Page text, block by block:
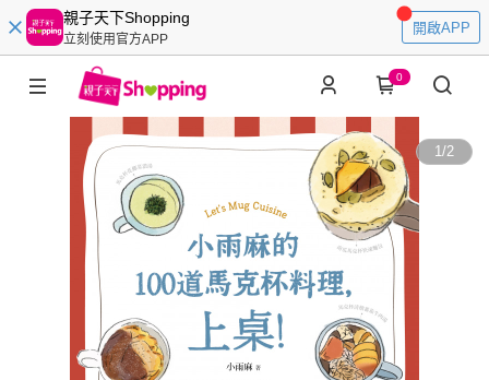
親子天下Shopping
立刻使用官方APP
開啟APP
0
1/2